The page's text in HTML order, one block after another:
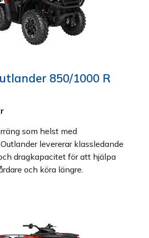
850/1000 R
som helst med
levererar klassledande
dragkapacitet för att hjälpa
och köra längre.